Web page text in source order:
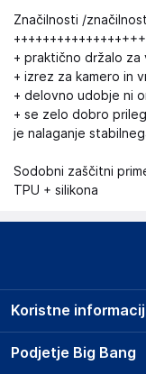
Značilnosti /
+ praktično držalo za
+ izrez za kamero in
+ delovno udobje ni
+ se zelo dobro
je nalaganje
Sodobni zaščitni
TPU + silikona
Podjetje Big Bang
Koristne
Prodajna mesta